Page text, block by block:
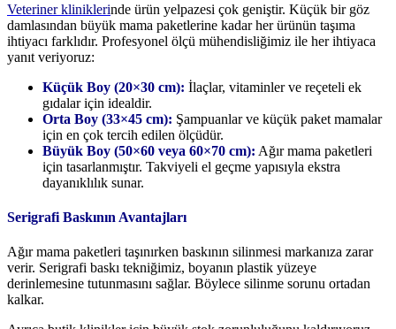
Veteriner kliniklerinde ürün yelpazesi çok geniştir. Küçük bir göz
damlasından büyük mama paketlerine kadar her ürünün taşıma
ihtiyacı farklıdır. Profesyonel ölçü mühendisliğimiz ile her ihtiyaca
yanıt veriyoruz:
Küçük Boy (20×30 cm): İlaçlar, vitaminler ve reçeteli ek
gıdalar için idealdir.
Orta Boy (33×45 cm): Şampuanlar ve küçük paket mamalar
için en çok tercih edilen ölçüdür.
Büyük Boy (50×60 veya 60×70 cm): Ağır mama paketleri
için tasarlanmıştır. Takviyeli el geçme yapısıyla ekstra
dayanıklılık sunar.
Serigrafi Baskının Avantajları
Ağır mama paketleri taşınırken baskının silinmesi markanıza zarar
verir. Serigrafi baskı tekniğimiz, boyanın plastik yüzeye
derinlemesine tutunmasını sağlar. Böylece silinme sorunu ortadan
kalkar.